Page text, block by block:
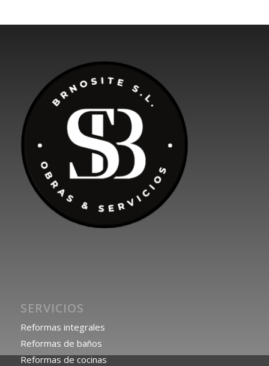
SERVICIOS
Reformas integrales
Reformas de baños
Reformas de cocinas